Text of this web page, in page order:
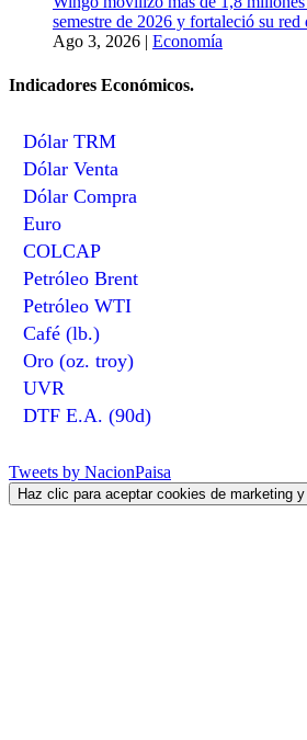
semestre de 2026 y fortaleció su red
Ago 3, 2026 | Economía
Indicadores Económicos.
Dólar TRM
Dólar Venta
Dólar Compra
Euro
COLCAP
Petróleo Brent
Petróleo WTI
Café (lb.)
Oro (oz. troy)
UVR
DTF E.A. (90d)
Tweets by NacionPaisa
Haz clic para aceptar cookies de marketing